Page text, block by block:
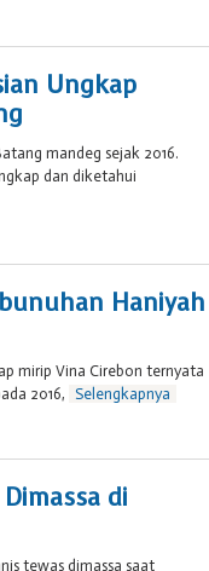
Ungkap
mandeg sejak 2016.
dan diketahui
Haniyah
mirip Vina Cirebon ternyata
2016,
Selengkapnya
di
tewas dimassa saat